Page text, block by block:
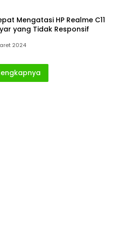
Mengatasi HP Realme C11
yang Tidak Responsif
2024